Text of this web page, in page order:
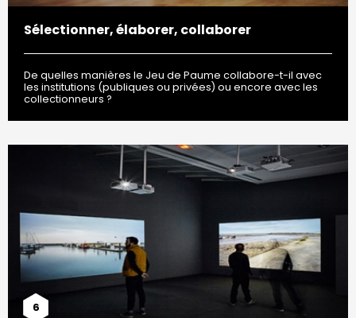
Sélectionner, élaborer, collaborer
De quelles manières le Jeu de Paume collabore-t-il avec
les institutions (publiques ou privées) ou encore avec les
collectionneurs ?
6